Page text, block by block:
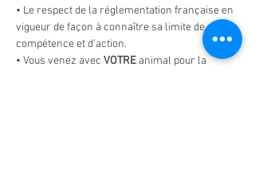
• Le respect de la réglementation française en
vigueur de façon à connaître sa limite de
compétence et d’action.
• Vous venez avec VOTRE animal pour la